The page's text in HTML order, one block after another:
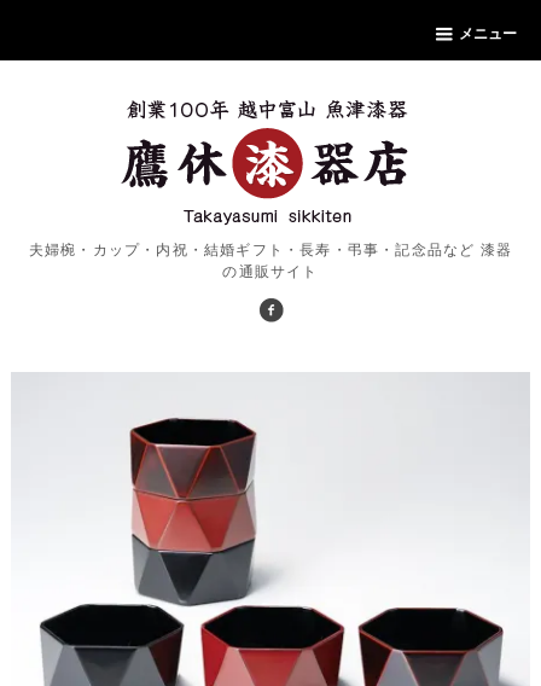
メニュー
夫婦椀・カップ・内祝・結婚ギフト・長寿・弔事・記念品など 漆器
の通販サイト